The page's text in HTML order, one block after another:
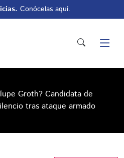
Conócelas aquí.
Groth? Candidata de
tras ataque armado